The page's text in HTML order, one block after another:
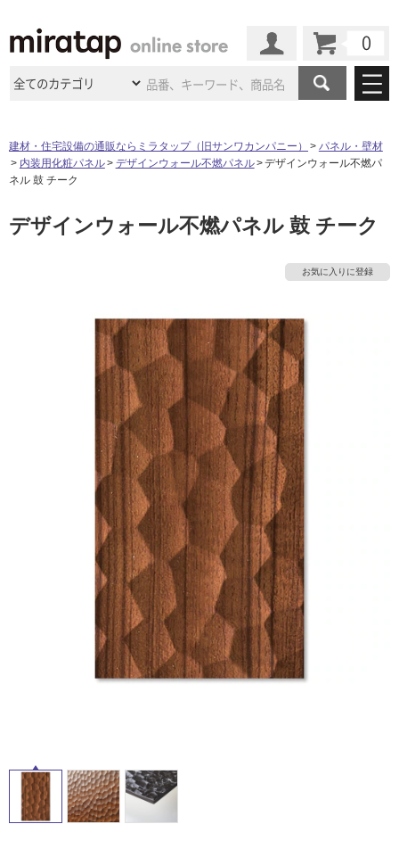
商品カテゴリ
洗面所・水回り
キッチン 浴室（風呂・バスルー
ウッドデッキ フローリング・
インテリア・家具
ペット用品
内装用建材 パネル・壁材
ロートアイアン 天然石・石材
メンテナンス・施工材 新商品
施工事例
施工事例 法人案件納入事例
インタビュー
ショールーム
ショールーム 京都ショールーム
ショールーム 札幌スマートショールー
ム
横浜スマートショールー
ウェルビーみのお
BOX
ご利用ガイド 初めての方へ
よくある質問 お問い合わせ
修理お問い合わせ クレーム公開
説明書・図面検索 水まわり3年保証
お役立ち情報 住まいのスタイリング
アイデア
ミラタップチャンネル
オンライン相談
その他サービス
ミラタップと創る家
工事会社紹介Coziコンシ
ェルジュ
自分らしい家づくり
最高のリノベ会社が
かる
リノベりす
建材・住宅設備の通販ならミラタップ（旧サンワカンパニー）
パネル・壁材
内装用化粧パネル
デザインウォール不燃パネル
デザインウォール不燃パ
ネル 鼓 チーク
デザインウォール不燃パネル 鼓 チーク
お気に入りに登録